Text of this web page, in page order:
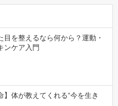
目を整えるなら何から？運動・
ンケア入門
】体が教えてくれる“今を生き